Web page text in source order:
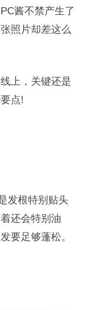
酱不禁产生了
照片却差这么
上，关键还是
点!
发根特别贴头
还会特别油
要足够蓬松。